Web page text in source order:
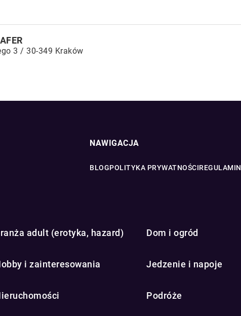
3 / 30-349 Kraków
NAWIGACJA
BLOGPOLITYKA PRYWATNOŚCIREGULAMIN
adult (erotyka, hazard) Dom i ogród
i zainteresowania Jedzenie i napoje
Podróże